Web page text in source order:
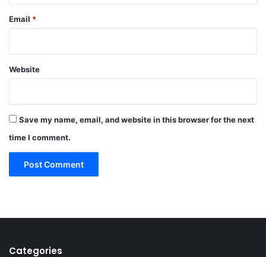
Email *
Website
Save my name, email, and website in this browser for the next
time I comment.
Categories